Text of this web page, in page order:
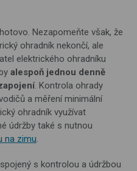
Nezapomeňte však, že
ohradník nekončí, ale
elektrického ohradníku
alespoň jednou denně
. Kontrola ohrady
a měření minimální
ohradník využívat
údržby také s nutnou
na zimu.
s kontrolou a údržbou